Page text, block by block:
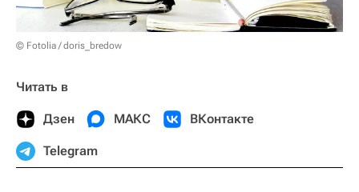
© Fotolia / doris_bredow
Читать в
Дзен МАКС ВКонтакте
Telegram